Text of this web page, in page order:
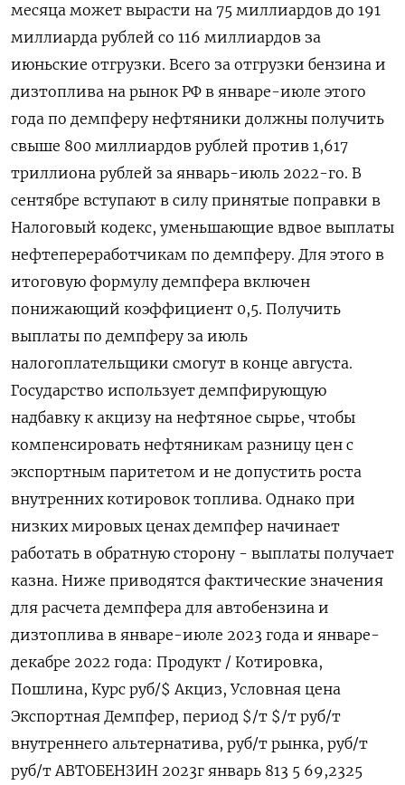
месяца может вырасти на 75 миллиардов до 191
миллиарда рублей со 116 миллиардов за
июньские отгрузки. Всего за отгрузки бензина и
дизтоплива на рынок РФ в январе-июле этого
года по демпферу нефтяники должны получить
свыше 800 миллиардов рублей против 1,617
триллиона рублей за январь-июль 2022-го. В
сентябре вступают в силу принятые поправки в
Налоговый кодекс, уменьшающие вдвое выплаты
нефтепереработчикам по демпферу. Для этого в
итоговую формулу демпфера включен
понижающий коэффициент 0,5. Получить
выплаты по демпферу за июль
налогоплательщики смогут в конце августа.
Государство использует демпфирующую
надбавку к акцизу на нефтяное сырье, чтобы
компенсировать нефтяникам разницу цен с
экспортным паритетом и не допустить роста
внутренних котировок топлива. Однако при
низких мировых ценах демпфер начинает
работать в обратную сторону - выплаты получает
казна. Ниже приводятся фактические значения
для расчета демпфера для автобензина и
дизтоплива в январе-июле 2023 года и январе-
декабре 2022 года: Продукт / Котировка,
Пошлина, Курс руб/$ Акциз, Условная цена
Экспортная Демпфер, период $/т $/т руб/т
внутреннего альтернатива, руб/т рынка, руб/т
руб/т АВТОБЕНЗИН 2023г январь 813 5 69,2325